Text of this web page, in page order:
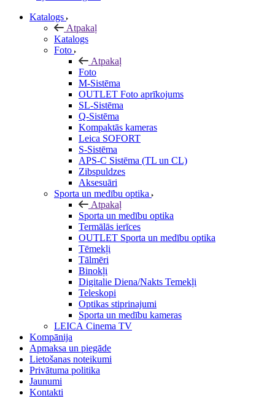
Katalogs
Atpakaļ
Katalogs
Foto
Atpakaļ
Foto
M-Sistēma
OUTLET Foto aprīkojums
SL-Sistēma
Q-Sistēma
Kompaktās kameras
Leica SOFORT
S-Sistēma
APS-C Sistēma (TL un CL)
Zibspuldzes
Aksesuāri
Sporta un medību optika
Atpakaļ
Sporta un medību optika
Termālās ierīces
OUTLET Sporta un medību optika
Tēmekļi
Tālmēri
Binokļi
Digitalie Diena/Nakts Temekļi
Teleskopi
Optikas stiprinajumi
Sporta un medību kameras
LEICA Cinema TV
Kompānija
Apmaksa un piegāde
Lietošanas noteikumi
Privātuma politika
Jaunumi
Kontakti